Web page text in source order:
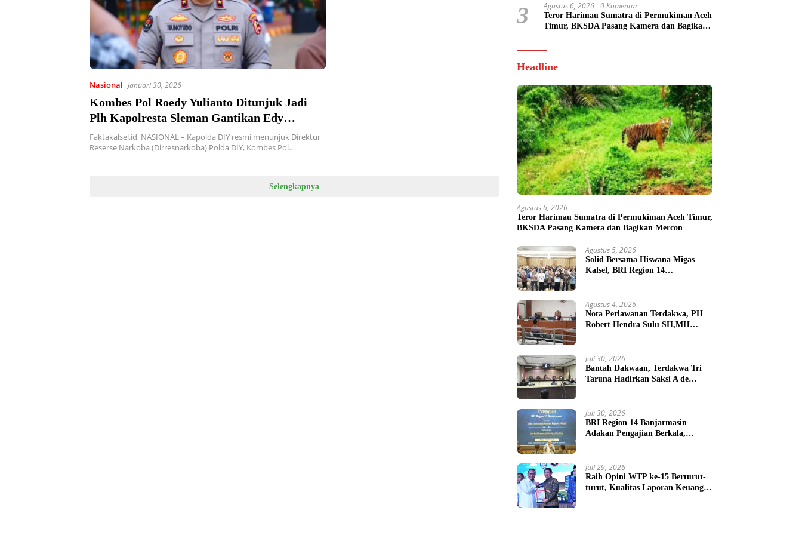
Nasional Januari 30, 2026
Kombes Pol Roedy Yulianto Ditunjuk Jadi
Plh Kapolresta Sleman Gantikan Edy
Setyanto
Faktakalsel.id, NASIONAL – Kapolda DIY resmi menunjuk Direktur
Reserse Narkoba (Dirresnarkoba) Polda DIY, Kombes Pol…
Selengkapnya
3 Agustus 6, 2026 0 Komentar
Teror Harimau Sumatra di Permukiman Aceh
Timur, BKSDA Pasang Kamera dan Bagikan
Headline
Agustus 6, 2026
Teror Harimau Sumatra di Permukiman Aceh Timur,
BKSDA Pasang Kamera dan Bagikan Mercon
Agustus 5, 2026
Solid Bersama Hiswana Migas
Kalsel, BRI Region 14
Agustus 4, 2026
Nota Perlawanan Terdakwa, PH
Robert Hendra Sulu SH,MH
Juli 30, 2026
Bantah Dakwaan, Terdakwa Tri
Taruna Hadirkan Saksi A de
Juli 30, 2026
BRI Region 14 Banjarmasin
Adakan Pengajian Berkala,
Juli 29, 2026
Raih Opini WTP ke-15 Berturut-
turut, Kualitas Laporan Keuangan